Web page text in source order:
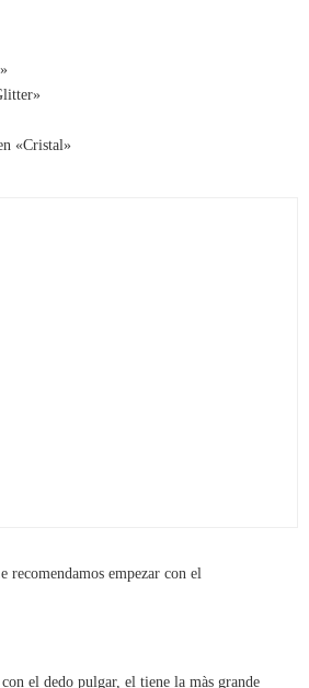
«Cristal»
el dedo pulgar, el tiene la màs grande